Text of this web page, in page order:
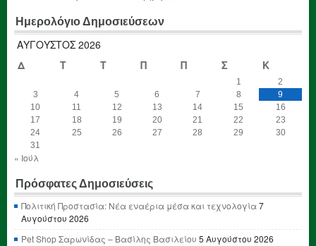
Ημερολόγιο Δημοσιεύσεων
ΑΎΓΟΥΣΤΟΣ 2026
Δ
Τ Τ Π Π Σ Κ
1
2
3
4 5 6 7 8
9
10
11 12 13 14 15
16
17
18 19 20 21 22
23
24
25 26 27 28 29
30
31
« Ιούλ
Πρόσφατες Δημοσιεύσεις
Πολιτική Προστασία: Νέα εναέρια μέσα και τεχνολογία7
Αυγούστου 2026
Pet Shop Σαρωνίδας – Βασίλης Βασιλείου 5 Αυγούστου 2026